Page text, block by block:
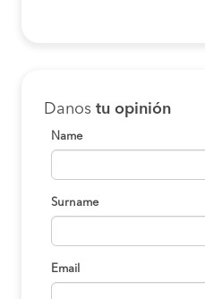
Danos tu opinión
Name
Surname
Email